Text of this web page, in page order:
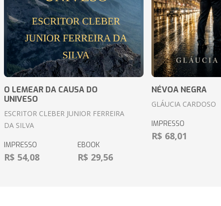
O LEMEAR DA CAUSA DO
UNIVESO
ESCRITOR CLEBER JUNIOR FERREIRA
DA SILVA
IMPRESSO
R$ 54,08
EBOOK
R$ 29,56
NÉVOA NEGRA
GLÁUCIA CARDOSO
IMPRESSO
R$ 68,01